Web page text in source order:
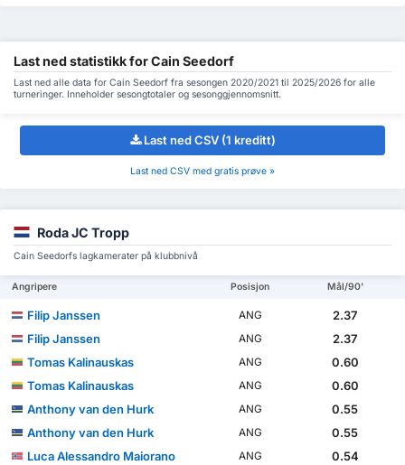
Last ned statistikk for Cain Seedorf
Last ned alle data for Cain Seedorf fra sesongen 2020/2021 til 2025/2026 for alle
turneringer. Inneholder sesongtotaler og sesonggjennomsnitt.
Last ned CSV (1 kreditt)
Last ned CSV med gratis prøve »
Roda JC Tropp
Cain Seedorfs lagkamerater på klubbnivå
Angripere Posisjon Mål/90'
Filip Janssen ANG
2.37
Filip Janssen
ANG
2.37
Tomas Kalinauskas
ANG
0.60
Tomas Kalinauskas
ANG
0.60
Anthony van den Hurk
ANG
0.55
Anthony van den Hurk
ANG
0.55
Luca Alessandro Maiorano
ANG
0.54